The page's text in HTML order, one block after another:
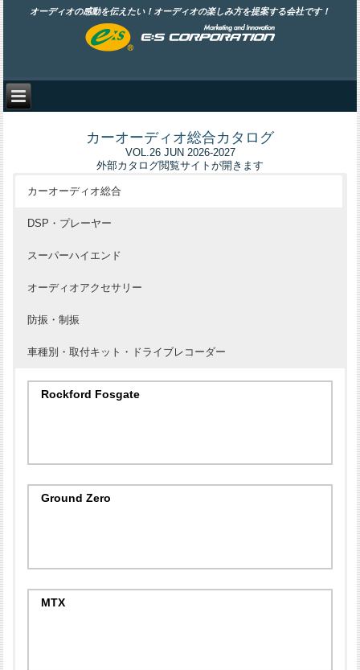
オーディオの感動を伝えたい！オーディオの楽しみ方を提案する会社です！
カーオーディオ総合カタログ
VOL.26 JUN 2026-2027
外部カタログ閲覧サイトが開きます
カーオーディオ総合
DSP・プレーヤー
スーパーハイエンド
オーディオアクセサリー
防振・制振
車種別・取付キット・ドライブレコーダー
Rockford Fosgate
Ground Zero
MTX